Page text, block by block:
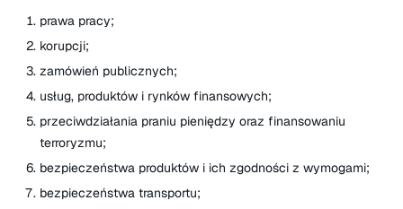
prawa pracy;
korupcji;
zamówień publicznych;
usług, produktów i rynków finansowych;
przeciwdziałania praniu pieniędzy oraz finansowaniu
terroryzmu;
bezpieczeństwa produktów i ich zgodności z wymogami;
bezpieczeństwa transportu;